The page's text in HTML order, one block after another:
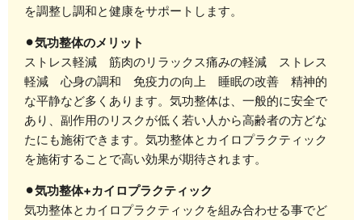
を調整し調和と健康をサポートします。
⚫︎気功整体のメリット
ストレス軽減 筋肉のリラックス痛みの軽減 ストレス
軽減 心身の調和 免疫力の向上 睡眠の改善 精神的
な平静など多くあります。気功整体は、一般的に安全で
あり、副作用のリスクが低く若い人から高齢者の方どな
たにも施術できます。気功整体とカイロプラクティック
を施術することで高い効果が期待されます。
⚫︎気功整体+カイロプラクティック
気功整体とカイロプラクティックを組み合わせる事でど